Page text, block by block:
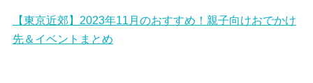
【東京近郊】2023年11月のおすすめ！親子向けおでかけ
先＆イベントまとめ